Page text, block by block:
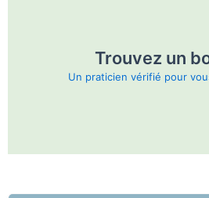
Trouvez un
Un praticien vérifié pour